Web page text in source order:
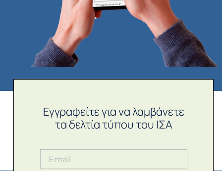
Εγγραφείτε για να λαμβάνετε
τα δελτία τύπου του ΙΣΑ